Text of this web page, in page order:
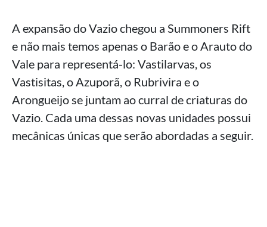
A expansão do Vazio chegou a Summoners Rift
e não mais temos apenas o Barão e o Arauto do
Vale para representá-lo: Vastilarvas, os
Vastisitas, o Azuporã, o Rubrivira e o
Arongueijo se juntam ao curral de criaturas do
Vazio. Cada uma dessas novas unidades possui
mecânicas únicas que serão abordadas a seguir.